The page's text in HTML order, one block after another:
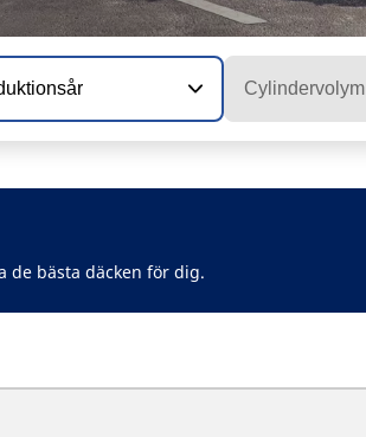
Cylindervolym
de bästa däcken för dig.